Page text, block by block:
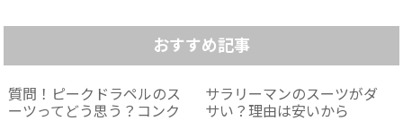
おすすめ記事
質問！ピークドラペルのス
ーツってどう思う？コンク
サラリーマンのスーツがダ
サい？理由は安いから